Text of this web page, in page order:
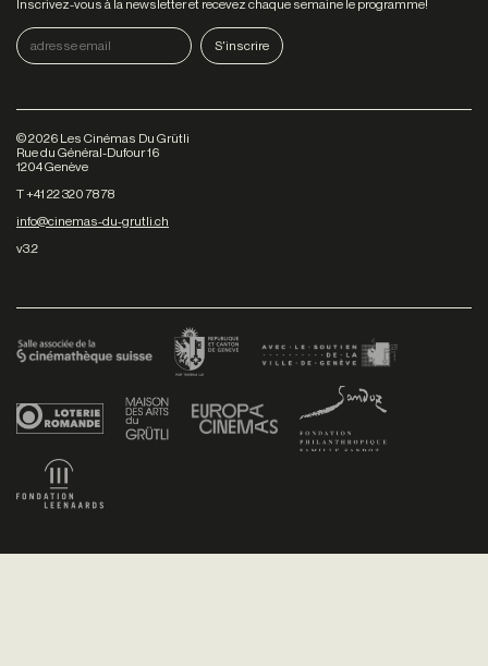
Inscrivez-vous à la newsletter et recevez chaque semaine le programme!
©2026 Les Cinémas Du Grütli
Rue du Général-Dufour 16
1204 Genève
T +41 22 320 78 78
info@cinemas-du-grutli.ch
v3.2